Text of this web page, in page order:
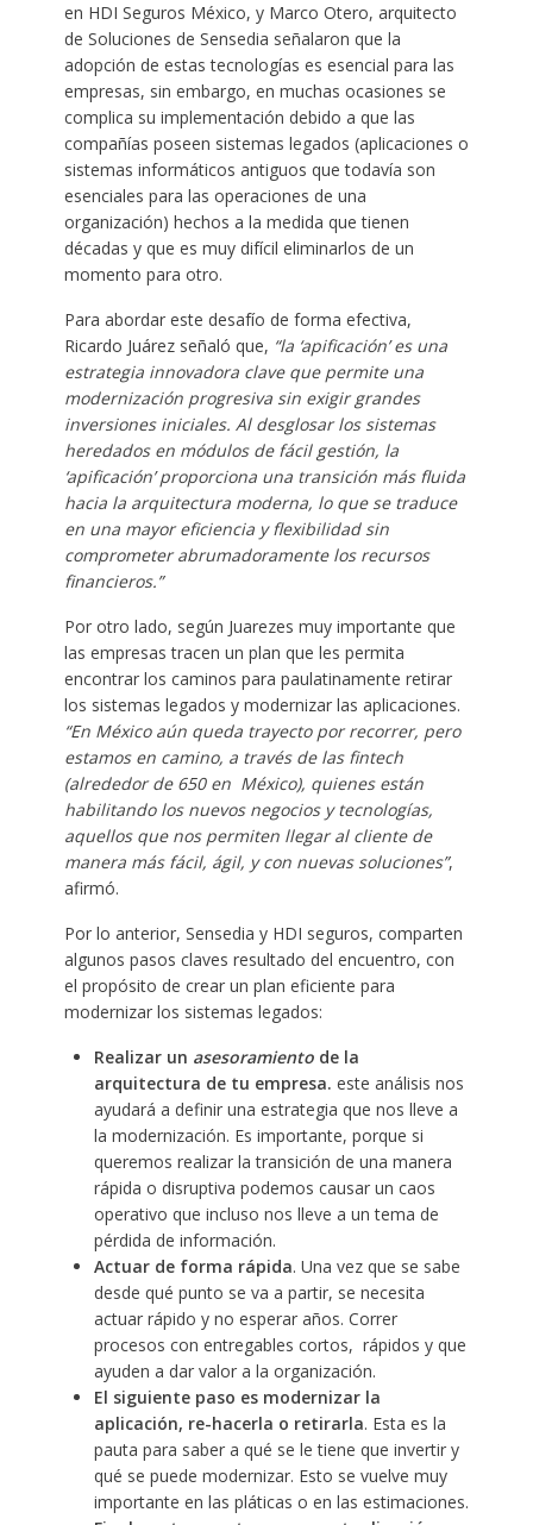
en HDI Seguros México, y Marco Otero, arquitecto
de Soluciones de Sensedia señalaron que la
adopción de estas tecnologías es esencial para las
empresas, sin embargo, en muchas ocasiones se
complica su implementación debido a que las
compañías poseen sistemas legados (aplicaciones o
sistemas informáticos antiguos que todavía son
esenciales para las operaciones de una
organización) hechos a la medida que tienen
décadas y que es muy difícil eliminarlos de un
momento para otro.
Para abordar este desafío de forma efectiva,
Ricardo Juárez señaló que, “la ‘apificación’ es una
estrategia innovadora clave que permite una
modernización progresiva sin exigir grandes
inversiones iniciales. Al desglosar los sistemas
heredados en módulos de fácil gestión, la
‘apificación’ proporciona una transición más fluida
hacia la arquitectura moderna, lo que se traduce
en una mayor eficiencia y flexibilidad sin
comprometer abrumadoramente los recursos
financieros.”
Por otro lado, según Juarezes muy importante que
las empresas tracen un plan que les permita
encontrar los caminos para paulatinamente retirar
los sistemas legados y modernizar las aplicaciones.
“En México aún queda trayecto por recorrer, pero
estamos en camino, a través de las fintech
(alrededor de 650 en México), quienes están
habilitando los nuevos negocios y tecnologías,
aquellos que nos permiten llegar al cliente de
manera más fácil, ágil, y con nuevas soluciones”,
afirmó.
Por lo anterior, Sensedia y HDI seguros, comparten
algunos pasos claves resultado del encuentro, con
el propósito de crear un plan eficiente para
modernizar los sistemas legados:
Realizar un asesoramiento de la
arquitectura de tu empresa. este análisis nos
ayudará a definir una estrategia que nos lleve a
la modernización. Es importante, porque si
queremos realizar la transición de una manera
rápida o disruptiva podemos causar un caos
operativo que incluso nos lleve a un tema de
pérdida de información.
Actuar de forma rápida. Una vez que se sabe
desde qué punto se va a partir, se necesita
actuar rápido y no esperar años. Correr
procesos con entregables cortos, rápidos y que
ayuden a dar valor a la organización.
El siguiente paso es modernizar la
aplicación, re-hacerla o retirarla. Esta es la
pauta para saber a qué se le tiene que invertir y
qué se puede modernizar. Esto se vuelve muy
importante en las pláticas o en las estimaciones.